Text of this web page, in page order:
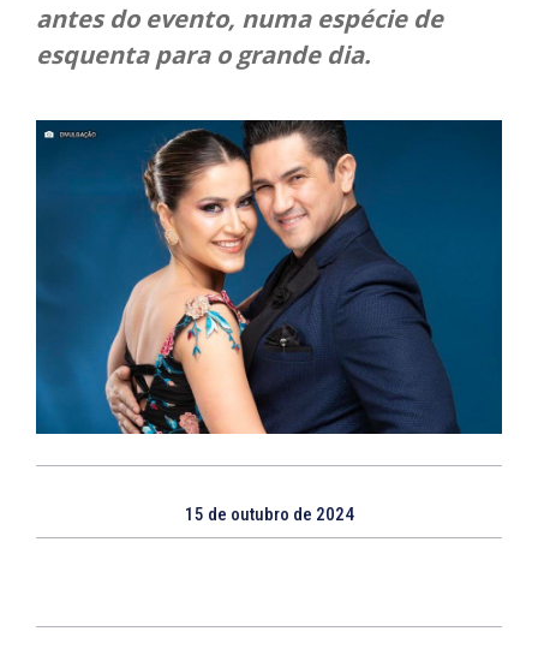
antes do evento, numa espécie de
esquenta para o grande dia.
15 de outubro de 2024